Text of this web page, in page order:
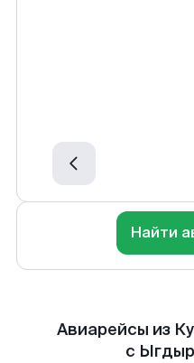
Найти
Авиарейсы из
с